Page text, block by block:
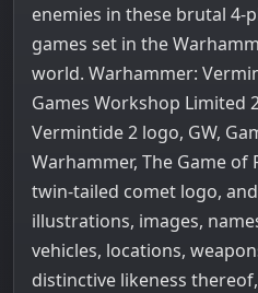
enemies in these brutal 4-
games set in the
world. Warhammer:
Games Workshop Limited
Vermintide 2 logo, GW,
Warhammer, The Game of
twin-tailed comet logo,
illustrations, images,
vehicles, locations,
distinctive likeness